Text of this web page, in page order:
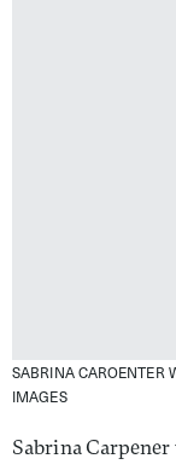
SABRINA CAROENTER
IMAGES
Sabrina